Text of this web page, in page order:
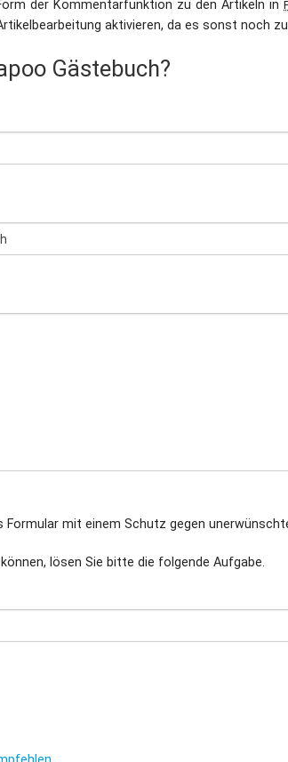
der Kommentarfunktion zu den Artikeln in
aktivieren, da es sonst noch
Gästebuch?
mit einem Schutz gegen
lösen Sie bitte die folgende Aufgabe.